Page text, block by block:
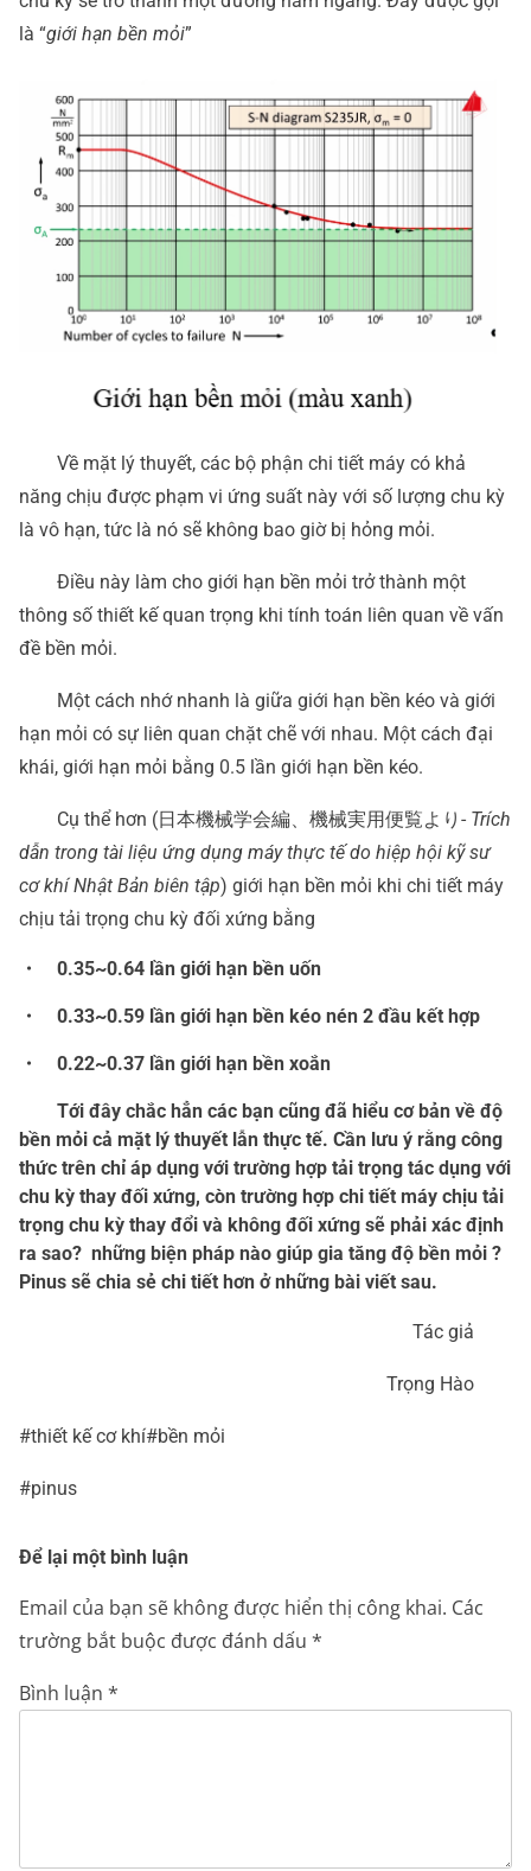
là “giới hạn bền mỏi”
Về mặt lý thuyết, các bộ phận chi tiết máy có khả
năng chịu được phạm vi ứng suất này với số lượng chu kỳ
là vô hạn, tức là nó sẽ không bao giờ bị hỏng mỏi.
Điều này làm cho giới hạn bền mỏi trở thành một
thông số thiết kế quan trọng khi tính toán liên quan về vấn
đề bền mỏi.
Một cách nhớ nhanh là giữa giới hạn bền kéo và giới
hạn mỏi có sự liên quan chặt chẽ với nhau. Một cách đại
khái, giới hạn mỏi bằng 0.5 lần giới hạn bền kéo.
Cụ thể hơn (日本機械学会編、機械実用便覧より- Trích
dẫn trong tài liệu ứng dụng máy thực tế do hiệp hội kỹ sư
cơ khí Nhật Bản biên tập) giới hạn bền mỏi khi chi tiết máy
chịu tải trọng chu kỳ đối xứng bằng
・ 0.35~0.64 lần giới hạn bền uốn
・ 0.33~0.59 lần giới hạn bền kéo nén 2 đầu kết hợp
・ 0.22~0.37 lần giới hạn bền xoắn
Tới đây chắc hẳn các bạn cũng đã hiểu cơ bản về độ
bền mỏi cả mặt lý thuyết lẫn thực tế. Cần lưu ý rằng công
thức trên chỉ áp dụng với trường hợp tải trọng tác dụng với
chu kỳ thay đối xứng, còn trường hợp chi tiết máy chịu tải
trọng chu kỳ thay đổi và không đối xứng sẽ phải xác định
ra sao? những biện pháp nào giúp gia tăng độ bền mỏi ?
Pinus sẽ chia sẻ chi tiết hơn ở những bài viết sau.
Tác giả
Trọng Hào
#thiết kế cơ khí#bền mỏi
#pinus
Để lại một bình luận
Email của bạn sẽ không được hiển thị công khai. Các
trường bắt buộc được đánh dấu *
Bình luận *